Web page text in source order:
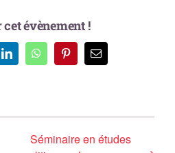
évènement !
LinkedInWhatsAppPinterestEmail
Séminaire en études